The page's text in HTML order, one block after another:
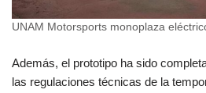
UNAM Motorsports monoplaza
Además, el prototipo ha sido
las regulaciones técnicas de la